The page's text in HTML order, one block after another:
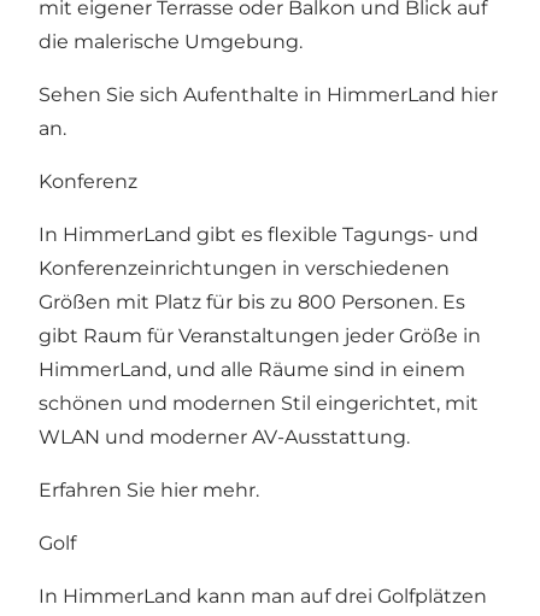
mit eigener Terrasse oder Balkon und Blick auf
die malerische Umgebung.
Sehen Sie sich Aufenthalte in HimmerLand hier
an.
Konferenz
In HimmerLand gibt es flexible Tagungs- und
Konferenzeinrichtungen in verschiedenen
Größen mit Platz für bis zu 800 Personen. Es
gibt Raum für Veranstaltungen jeder Größe in
HimmerLand, und alle Räume sind in einem
schönen und modernen Stil eingerichtet, mit
WLAN und moderner AV-Ausstattung.
Erfahren Sie hier mehr.
Golf
In HimmerLand kann man auf drei Golfplätzen